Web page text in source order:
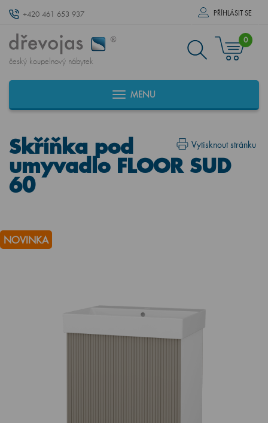
+420 461 653 937 PŘÍHLÁSIT SE
český koupelnový nábytek
0
MENU
Vytisknout stránku
Skříňka pod
umyvadlo FLOOR SUD
60
NOVINKA